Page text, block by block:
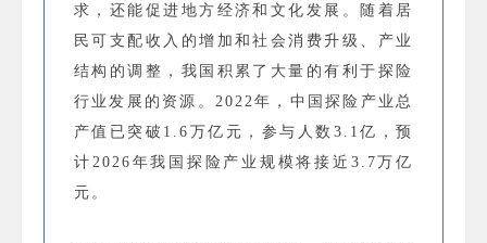
求，还能促进地方经济和文化发展。随着居
民可支配收入的增加和社会消费升级、产业
结构的调整，我国积累了大量的有利于探险
行业发展的资源。2022年，中国探险产业总
产值已突破1.6万亿元，参与人数3.1亿，预
计2026年我国探险产业规模将接近3.7万亿
元。